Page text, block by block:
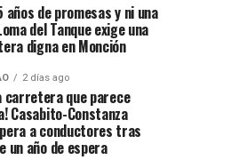
años de promesas y ni una
del Tanque exige una
digna en Monción
2 días ago
carretera que parece
Casabito-Constanza
a conductores tras
un año de espera